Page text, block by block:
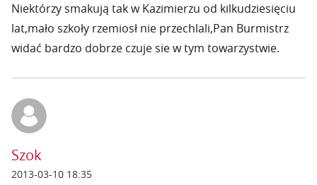
Niektórzy smakują tak w Kazimierzu od kilkudziesięciu
lat,mało szkoły rzemiosł nie przechlali,Pan Burmistrz
widać bardzo dobrze czuje sie w tym towarzystwie.
Szok
2013-03-10 18:35